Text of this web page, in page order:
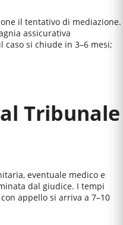
il tentativo di mediazione.
assicurativa
caso si chiude in 3–6 mesi;
Tribunale
eventuale medico e
dal giudice. I tempi
appello si arriva a 7–10